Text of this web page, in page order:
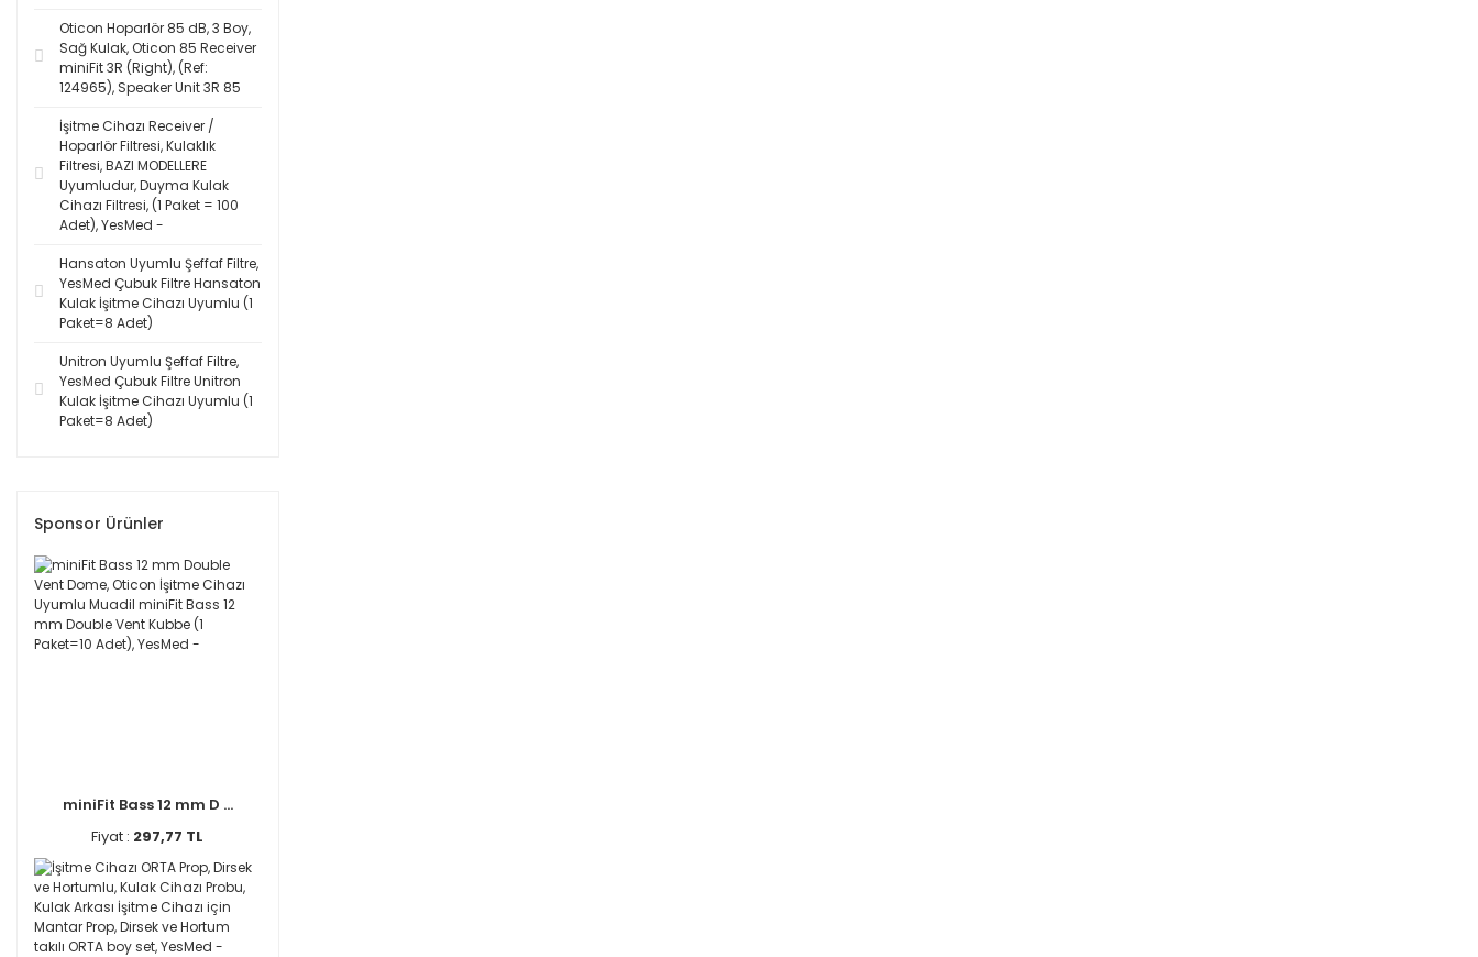
Oticon Hoparlör 85 dB, 3 Boy,
Sağ Kulak, Oticon 85 Receiver
miniFit 3R (Right), (Ref:
124965), Speaker Unit 3R 85
İşitme Cihazı Receiver /
Hoparlör Filtresi, Kulaklık
Filtresi, BAZI MODELLERE
Uyumludur, Duyma Kulak
Cihazı Filtresi, (1 Paket = 100
Adet), YesMed -
Hansaton Uyumlu Şeffaf Filtre,
YesMed Çubuk Filtre Hansaton
Kulak İşitme Cihazı Uyumlu (1
Paket=8 Adet)
Unitron Uyumlu Şeffaf Filtre,
YesMed Çubuk Filtre Unitron
Kulak İşitme Cihazı Uyumlu (1
Paket=8 Adet)
Sponsor Ürünler
miniFit Bass 12 mm D ...
Fiyat : 297,77 TL